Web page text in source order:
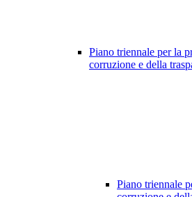
Piano triennale per la
corruzione e della
Piano triennale